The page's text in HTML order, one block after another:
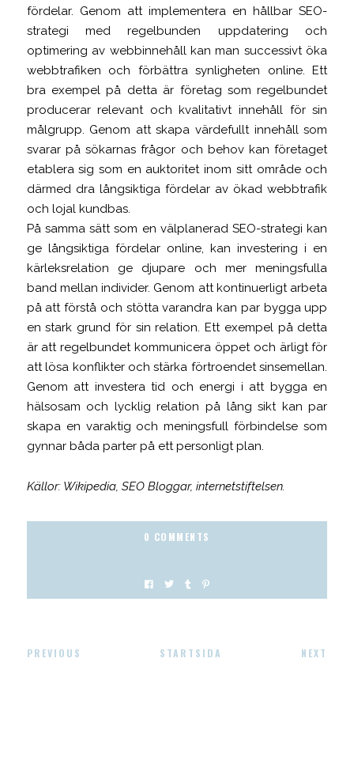
fördelar. Genom att implementera en hållbar SEO-
strategi med regelbunden uppdatering och
optimering av webbinnehåll kan man successivt öka
webbtrafiken och förbättra synligheten online. Ett
bra exempel på detta är företag som regelbundet
producerar relevant och kvalitativt innehåll för sin
målgrupp. Genom att skapa värdefullt innehåll som
svarar på sökarnas frågor och behov kan företaget
etablera sig som en auktoritet inom sitt område och
därmed dra långsiktiga fördelar av ökad webbtrafik
och lojal kundbas.
På samma sätt som en välplanerad SEO-strategi kan
ge långsiktiga fördelar online, kan investering i en
kärleksrelation ge djupare och mer meningsfulla
band mellan individer. Genom att kontinuerligt arbeta
på att förstå och stötta varandra kan par bygga upp
en stark grund för sin relation. Ett exempel på detta
är att regelbundet kommunicera öppet och ärligt för
att lösa konflikter och stärka förtroendet sinsemellan.
Genom att investera tid och energi i att bygga en
hälsosam och lycklig relation på lång sikt kan par
skapa en varaktig och meningsfull förbindelse som
gynnar båda parter på ett personligt plan.
Källor: Wikipedia, SEO Bloggar, internetstiftelsen.
0 COMMENTS
PREVIOUS STARTSIDA NEXT